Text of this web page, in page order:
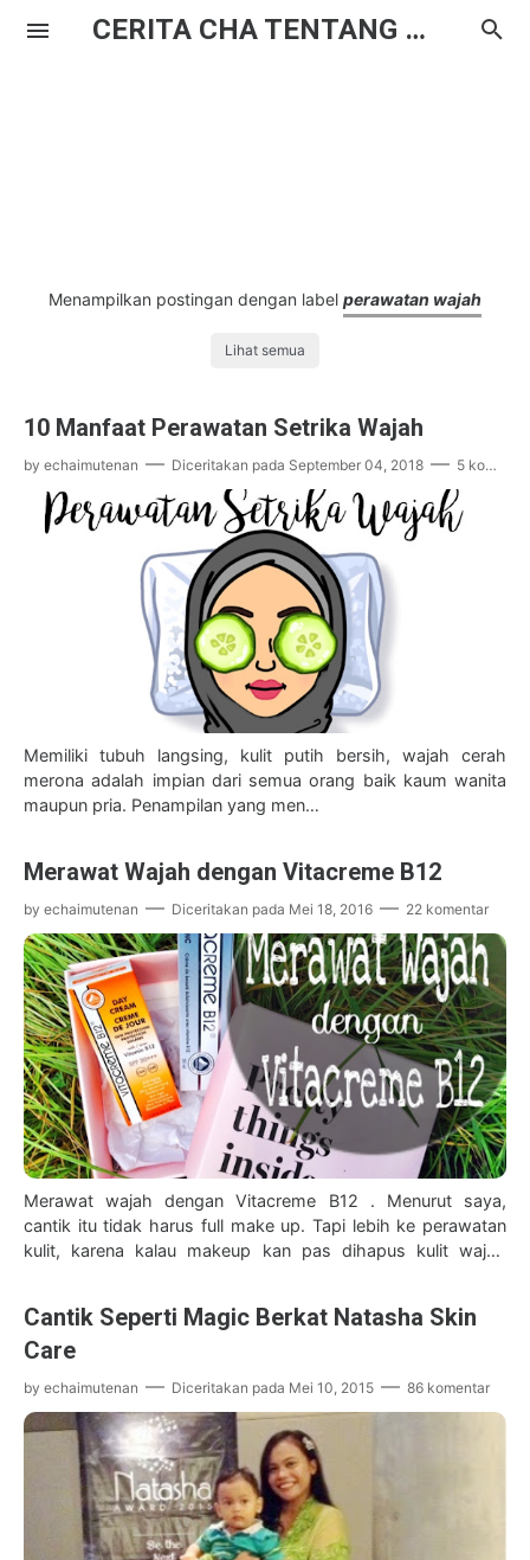
CERITA CHA TENTANG HAL BIASA
Menampilkan postingan dengan label perawatan wajah
Lihat semua
10 Manfaat Perawatan Setrika Wajah
by echaimutenan Diceritakan pada September 04, 2018 5 komentar
Memiliki tubuh langsing, kulit putih bersih, wajah cerah
merona adalah impian dari semua orang baik kaum wanita
maupun pria. Penampilan yang men…
Merawat Wajah dengan Vitacreme B12
by echaimutenan Diceritakan pada Mei 18, 2016 22 komentar
Merawat wajah dengan Vitacreme B12 . Menurut saya,
cantik itu tidak harus full make up. Tapi lebih ke perawatan
kulit, karena kalau makeup kan pas dihapus kulit wajah
Cantik Seperti Magic Berkat Natasha Skin
Care
by echaimutenan Diceritakan pada Mei 10, 2015 86 komentar